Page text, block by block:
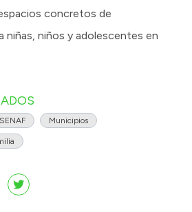
concretos de
niñas, niños y adolescentes en
SENAF Municipios